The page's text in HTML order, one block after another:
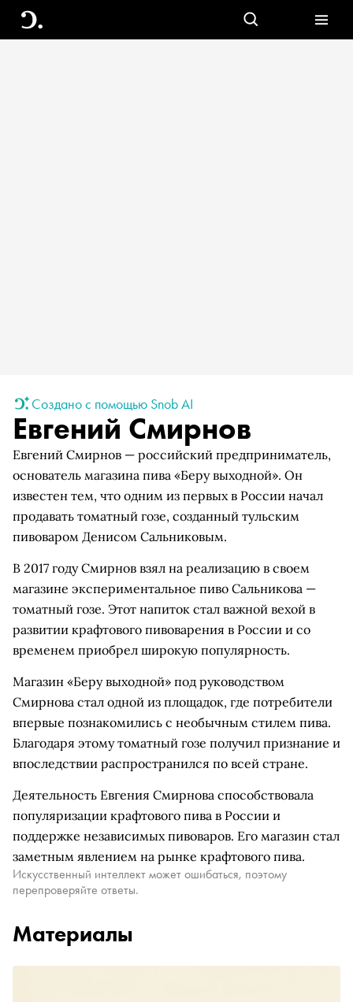
Создано с помощью Snob AI
Евгений Смирнов
Евгений Смирнов — российский предприниматель,
основатель магазина пива «Беру выходной». Он
известен тем, что одним из первых в России начал
продавать томатный гозе, созданный тульским
пивоваром Денисом Сальниковым.
В 2017 году Смирнов взял на реализацию в своем
магазине экспериментальное пиво Сальникова —
томатный гозе. Этот напиток стал важной вехой в
развитии крафтового пивоварения в России и со
временем приобрел широкую популярность.
Магазин «Беру выходной» под руководством
Смирнова стал одной из площадок, где потребители
впервые познакомились с необычным стилем пива.
Благодаря этому томатный гозе получил признание и
впоследствии распространился по всей стране.
Деятельность Евгения Смирнова способствовала
популяризации крафтового пива в России и
поддержке независимых пивоваров. Его магазин стал
заметным явлением на рынке крафтового пива.
Искусственный интеллект может ошибаться, поэтому
перепроверяйте ответы.
Материалы